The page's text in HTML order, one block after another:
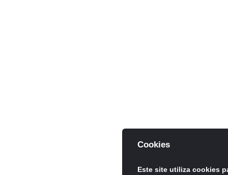
Cookies
Este site utiliza cookies